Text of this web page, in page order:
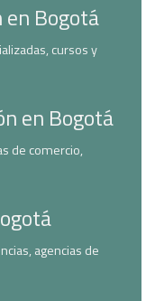
en Bogotá
cursos y
en Bogotá
de comercio,
agencias de